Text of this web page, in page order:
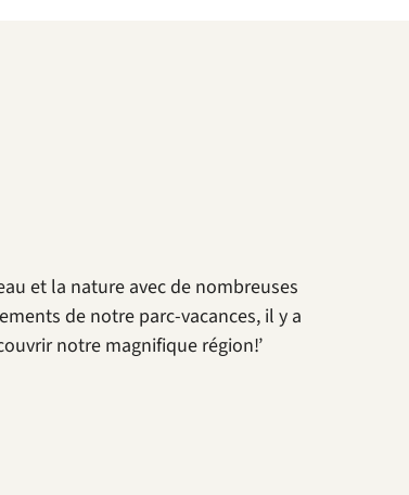
et la nature avec de nombreuses
de notre parc-vacances, il y a
notre magnifique région!’